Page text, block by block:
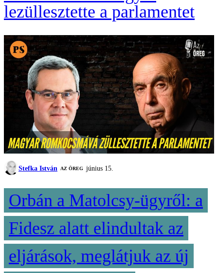
lezüllesztette a parlamentet
Stefka István AZ ÖREG június 15.
Orbán a Matolcsy-ügyről: a
Fidesz alatt elindultak az
eljárások, meglátjuk az új